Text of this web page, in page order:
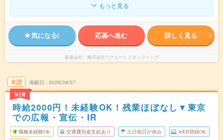
もっと見る
気になる! 応募へ進む 詳しく見る
派遣会社 株式会社リクルートスタッフィング
未読
NEW
掲載日 2026/08/07
時給2000円！未経験OK！残業ほぼなし▼東京
での広報・宣伝・IR
職種未経験OK 交通費別途支給あり 土日祝日が休み WEB登録OK